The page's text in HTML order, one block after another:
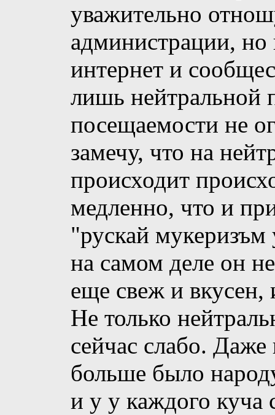
уважительно
администрации,
интернет и
лишь нейтральной
посещаемости не
замечу, что на
происходит
медленно, что и
"рускай
на самом деле он
еще свеж и вкусен,
Не только
сейчас слабо.
больше было
и у у каждого куча